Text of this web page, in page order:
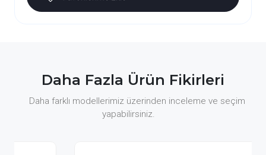
Daha Fazla Ürün Fikirleri
Daha farklı modellerimiz üzerinden inceleme ve seçim
yapabilirsiniz.